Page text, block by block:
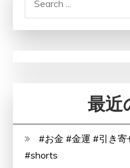
最近
#お金 #金運 #引き
#shorts